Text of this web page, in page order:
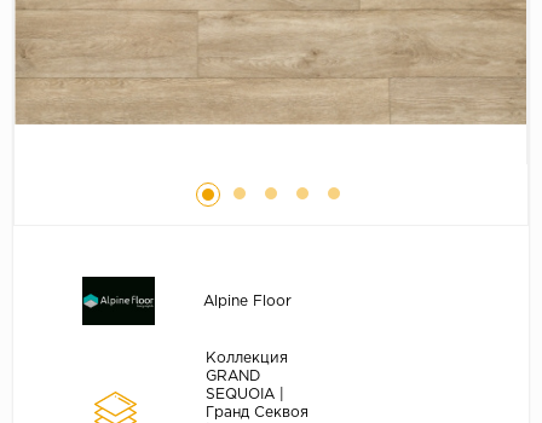
Дуб светлый
Коричневый
Страна
Alpine Floor
Коллекция
GRAND
SEQUOIA |
Гранд Секвоя